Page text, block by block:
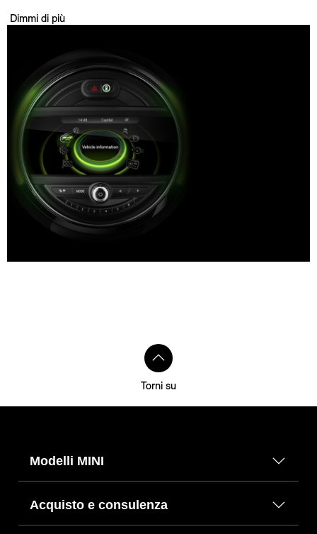
Dimmi di più
Torni su
Modelli MINI
Acquisto e consulenza